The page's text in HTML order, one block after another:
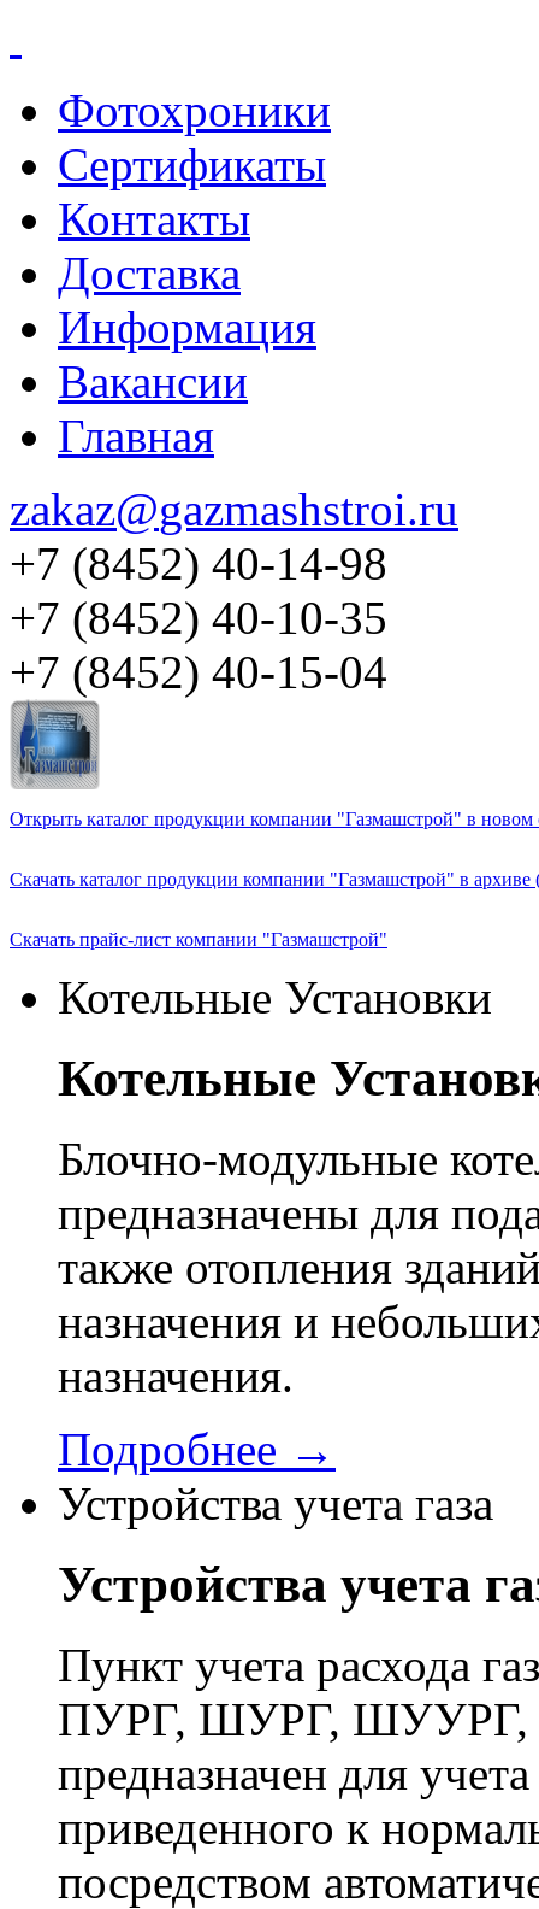
Фотохроники
Сертификаты
Контакты
Доставка
Информация
Вакансии
Главная
zakaz@gazmashstroi.ru
+7 (8452) 40-14-98
+7 (8452) 40-10-35
+7 (8452) 40-15-04
Открыть каталог продукции компании "Газмашстрой" в
Скачать каталог продукции компании "Газмашстрой" в архиве
Скачать прайс-лист компании "Газмашстрой"
Котельные Установки
Котельные
Блочно-модульные
предназначены для
также отопления
назначения и
назначения.
Подробнее →
Устройства учета газа
Устройства учета
Пункт учета
ПУРГ, ШУРГ, ШУУРГ,
предназначен для
приведенного к
посредством